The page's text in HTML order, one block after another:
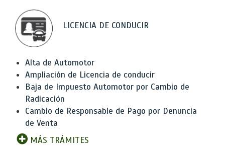
LICENCIA DE CONDUCIR
Alta de Automotor
Ampliación de Licencia de conducir
Baja de Impuesto Automotor por Cambio de
Radicación
Cambio de Responsable de Pago por Denuncia
de Venta
MÁS TRÁMITES